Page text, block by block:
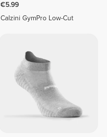
€5.99
Calzini GymPro Low-Cut